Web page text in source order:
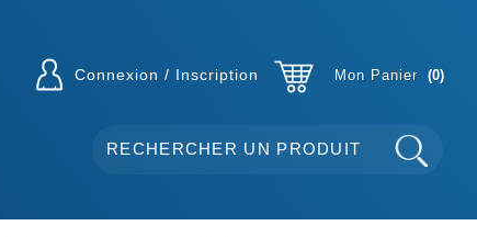
Connexion / Inscription Mon Panier 0